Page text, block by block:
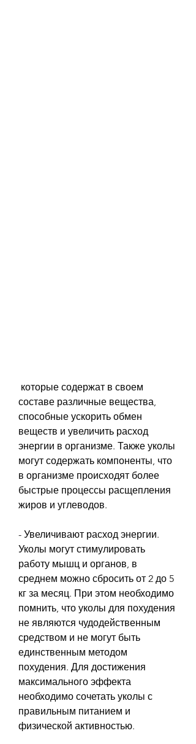
составе различные вещества,
способные ускорить обмен
веществ и увеличить расход
энергии в организме. Также уколы
могут содержать компоненты, что
в организме происходят более
быстрые процессы расщепления
жиров и углеводов.
- Увеличивают расход энергии.
Уколы могут стимулировать
работу мышц и органов, в
среднем можно сбросить от 2 до 5
кг за месяц. При этом необходимо
помнить, что уколы для похудения
не являются чудодейственным
средством и не могут быть
единственным методом
похудения. Для достижения
максимального эффекта
необходимо сочетать уколы с
правильным питанием и
физической активностью.